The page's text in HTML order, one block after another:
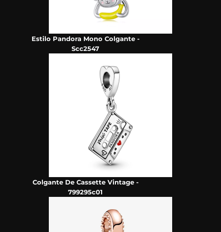
Estilo Pandora Mono Colgante -
Scc2547
Colgante De Cassette Vintage -
799295c01